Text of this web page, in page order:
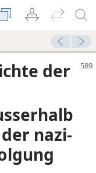
der
nazi-